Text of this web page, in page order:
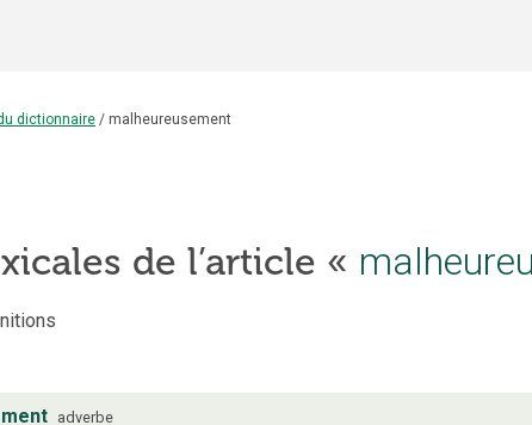
dictionnaire / malheureusement
de l’article «
adverbe